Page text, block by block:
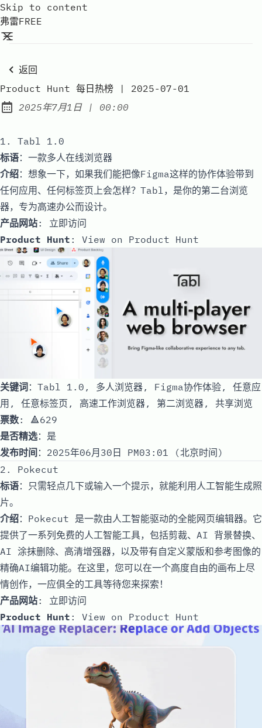
Skip to content
弗雷FREE
返回
Product Hunt 每日热榜 | 2025-07-01
Published:
2025年7月1日| at
00:00
1. Tabl 1.0
标语：一款多人在线浏览器
介绍：想象一下，如果我们能把像Figma这样的协作体验带到
任何应用、任何标签页上会怎样？Tabl，是你的第二台浏览
器，专为高速办公而设计。
产品网站: 立即访问
Product Hunt : View on Product Hunt
关键词：Tabl 1.0, 多人浏览器, Figma协作体验, 任意应
用, 任意标签页, 高速工作浏览器, 第二浏览器, 共享浏览
票数: 🔺629
是否精选：是
发布时间 ：2025年06月30日 PM03:01 (北京时间)
2. Pokecut
标语：只需轻点几下或输入一个提示，就能利用人工智能生成照
片。
介绍：Pokecut 是一款由人工智能驱动的全能网页编辑器。它
提供了一系列免费的人工智能工具，包括剪裁、AI 背景替换、
AI 涂抹删除、高清增强器，以及带有自定义蒙版和参考图像的
精确AI编辑功能。在这里，您可以在一个高度自由的画布上尽
情创作，一应俱全的工具等待您来探索！
产品网站: 立即访问
Product Hunt : View on Product Hunt